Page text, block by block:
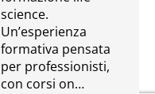
science.
Un’esperienza
formativa pensata
per professionisti,
con corsi on…